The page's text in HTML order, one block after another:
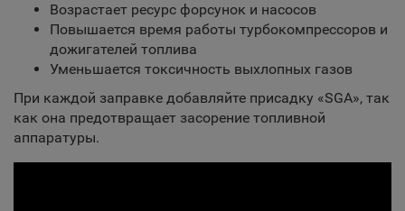
Возрастает ресурс форсунок и насосов
Повышается время работы турбокомпрессоров и
дожигателей топлива
Уменьшается токсичность выхлопных газов
При каждой заправке добавляйте присадку «SGA», так
как она предотвращает засорение топливной
аппаратуры.